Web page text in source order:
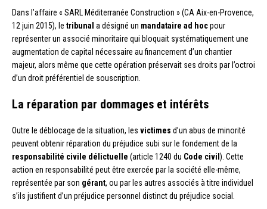
Dans l’affaire « SARL Méditerranée Construction » (CA Aix-en-Provence,
12 juin 2015), le tribunal a désigné un mandataire ad hocpour
représenter un associé minoritaire qui bloquait systématiquement une
augmentation de capital nécessaire au financement d’un chantier
majeur, alors même que cette opération préservait ses droits par l’octroi
d’un droit préférentiel de souscription.
La réparation par dommages et intérêts
Outre le déblocage de la situation, les victimes d’un abus de minorité
peuvent obtenir réparation du préjudice subi sur le fondement de la
responsabilité civile délictuelle (article 1240 du Code civil ). Cette
action en responsabilité peut être exercée par la société elle-même,
représentée par son gérant, ou par les autres associés à titre individuel
s’ils justifient d’un préjudice personnel distinct du préjudice social.